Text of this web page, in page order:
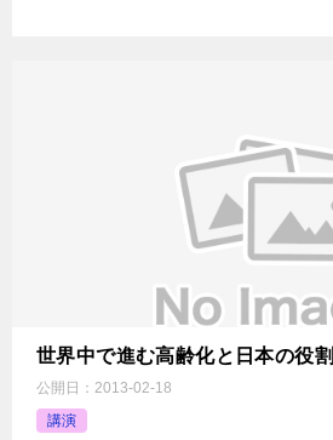
世界中で進む高齢化と日本の役割
公開日： 2013-02-18
講演